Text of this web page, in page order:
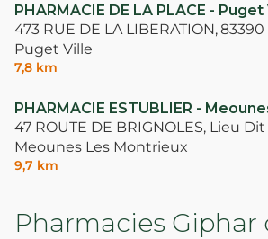
PHARMACIE DE LA PLACE - Puget
473 RUE DE LA LIBERATION,83390
Puget Ville
7,8 km
PHARMACIE ESTUBLIER -
47 ROUTE DE BRIGNOLES, Lieu
Meounes Les Montrieux
9,7 km
Pharmacies Giphar